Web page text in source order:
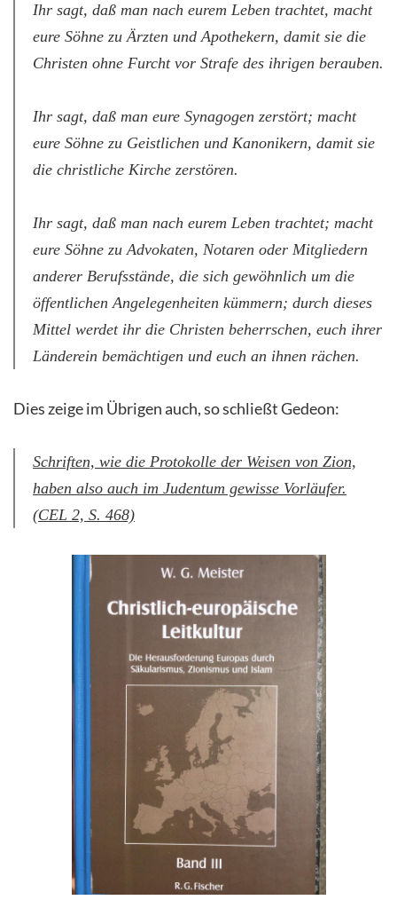
Ihr sagt, daß man nach eurem Leben trachtet, macht
eure Söhne zu Ärzten und Apothekern, damit sie die
Christen ohne Furcht vor Strafe des ihrigen berauben.
Ihr sagt, daß man eure Synagogen zerstört; macht
eure Söhne zu Geistlichen und Kanonikern, damit sie
die christliche Kirche zerstören.
Ihr sagt, daß man nach eurem Leben trachtet; macht
eure Söhne zu Advokaten, Notaren oder Mitgliedern
anderer Berufsstände, die sich gewöhnlich um die
öffentlichen Angelegenheiten kümmern; durch dieses
Mittel werdet ihr die Christen beherrschen, euch ihrer
Länderein bemächtigen und euch an ihnen rächen.
Dies zeige im Übrigen auch, so schließt Gedeon:
Schriften, wie die Protokolle der Weisen von Zion,
haben also auch im Judentum gewisse Vorläufer.
(CEL 2, S. 468)